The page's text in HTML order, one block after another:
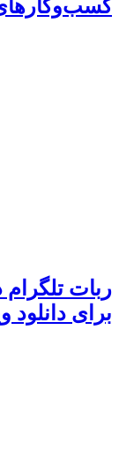
ربات تلگرام
برای دانلود